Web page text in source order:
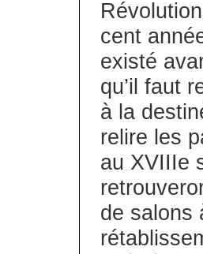
cent
existé
qu’il faut
à la
relire les
au XVIIIe
de salons